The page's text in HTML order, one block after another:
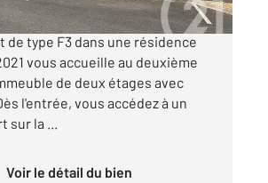
de ClayeSouilly, cet
de type F3 dans une résidence
vous accueille au deuxième
de deux étages avec
l'entrée, vous accédez à un
sur la ...
Voir le détail du bien